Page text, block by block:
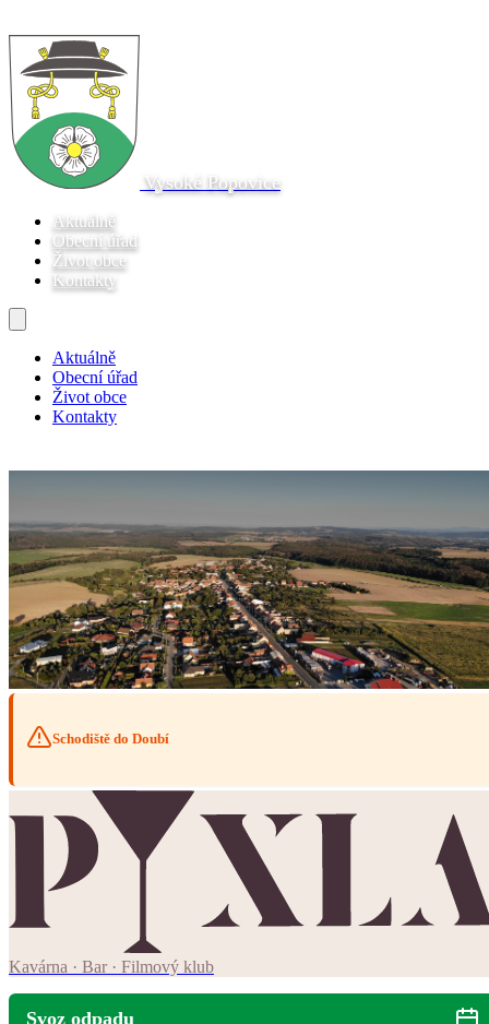
Vysoké Popovice
Aktuálně
Obecní úřad
Život obce
Kontakty
Aktuálně
Obecní úřad
Život obce
Kontakty
Schodiště do Doubí
Kavárna · Bar · Filmový klub
Svoz odpadu